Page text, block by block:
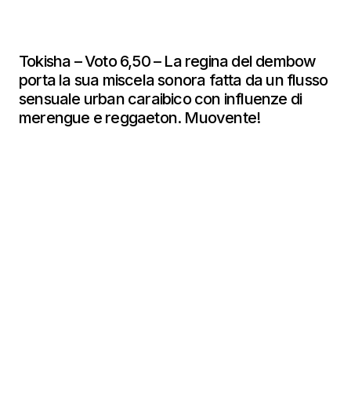
Tokisha – Voto 6,50 – La regina del dembow
porta la sua miscela sonora fatta da un flusso
sensuale urban caraibico con influenze di
merengue e reggaeton. Muovente!